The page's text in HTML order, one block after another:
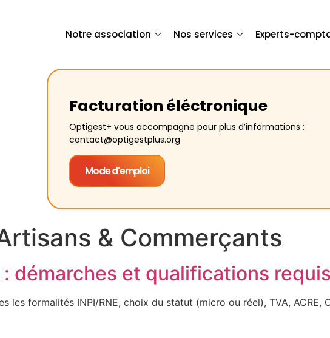
Notre association Nos services Experts-
Facturation éléctronique
Optigest+ vous accompagne pour plus d’informations :
contact@optigestplus.org
Mode d'emploi
& Commerçants
démarches et qualifications
les formalités INPI/RNE, choix du statut (micro ou réel), TVA, ACRE,